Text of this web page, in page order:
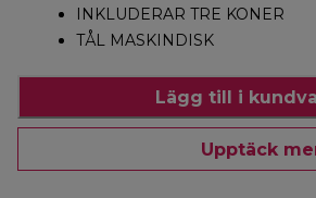
INKLUDERAR TRE KONER
TÅL MASKINDISK
Lägg till i
Upptäck